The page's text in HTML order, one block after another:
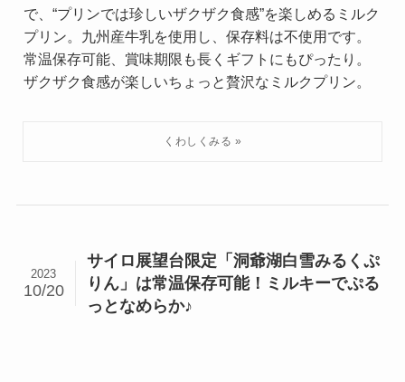
で、“プリンでは珍しいザクザク食感”を楽しめるミルク
プリン。九州産牛乳を使用し、保存料は不使用です。
常温保存可能、賞味期限も長くギフトにもぴったり。
ザクザク食感が楽しいちょっと贅沢なミルクプリン。
サイロ展望台限定「洞爺湖白雪みるくぷ
りん」は常温保存可能！ミルキーでぷる
っとなめらか♪
2023
10/20